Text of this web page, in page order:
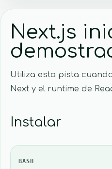
Next.js
Utiliza esta pista
Next y el runtime de
Instalar
BASH